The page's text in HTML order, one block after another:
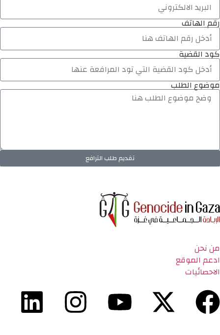
رقم الهاتف
كود القضية
موضوع الطلب
تقديم طلب الترافع
من نحن
ادعم الموقع
الاحصائيات